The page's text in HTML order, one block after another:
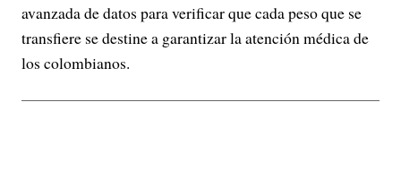
avanzada de datos para verificar que cada peso que se
transfiere se destine a garantizar la atención médica de
los colombianos.